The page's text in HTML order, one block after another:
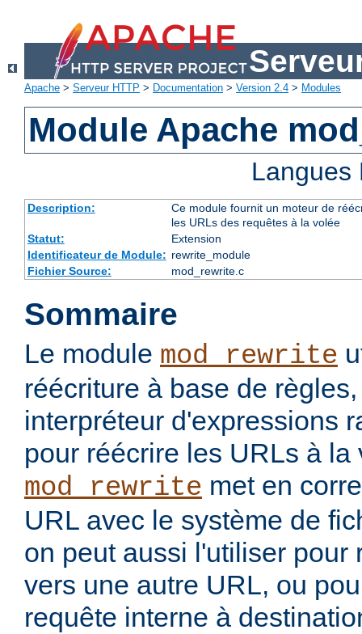
Apache > Serveur HTTP > Documentation > Version 2.4 > Modules
Module Apache
Description:
Ce module fournit un moteur de
les URLs des requêtes à la volée
Statut:
Extension
Identificateur de Module: rewrite_module
Fichier Source:
mod_rewrite.c
Sommaire
Le module mod_rewrite
réécriture à base de
interpréteur d'expressions
pour réécrire les URLs à la
mod_rewrite met en
URL avec le système de
on peut aussi l'utiliser pour
vers une autre URL, ou
requête interne à